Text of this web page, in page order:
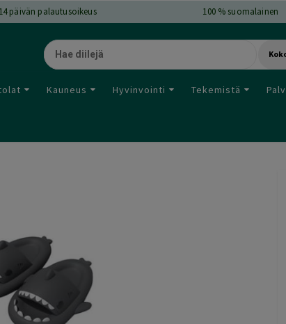
14päivän palautusoikeus 100 % suomalainen
Kauneus Hyvinvointi Tekemistä